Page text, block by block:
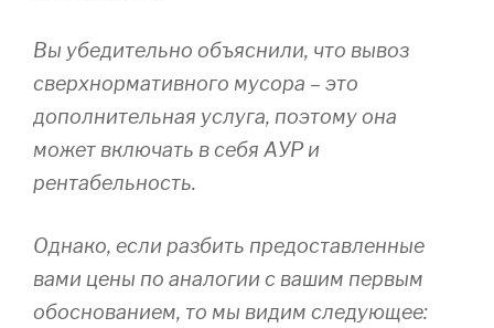
Вы убедительно объяснили, что вывоз
сверхнормативного мусора – это
дополнительная услуга, поэтому она
может включать в себя АУР и
рентабельность.
Однако, если разбить предоставленные
вами цены по аналогии с вашим первым
обоснованием, то мы видим следующее: